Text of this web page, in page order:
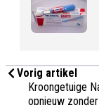
Vorig artikel
Kroongetuige
opnieuw